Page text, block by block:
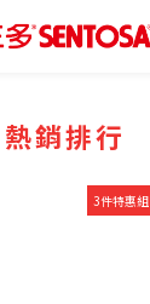
熱銷排行
3件特惠組